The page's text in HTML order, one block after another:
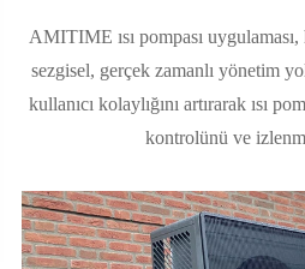
AMITIME ısı pompası
sezgisel, gerçek zamanlı yönetim
kullanıcı kolaylığını artırarak ısı
kontrolünü ve